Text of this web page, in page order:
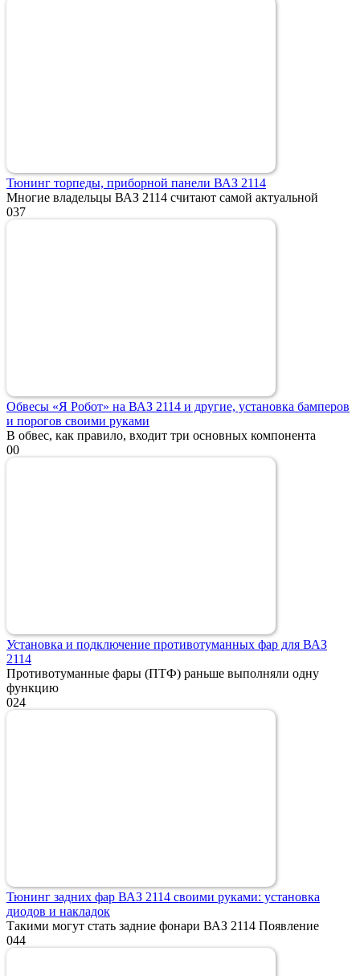
Тюнинг торпеды, приборной панели ВАЗ 2114
Многие владельцы ВАЗ 2114 считают самой актуальной
037
Обвесы «Я Робот» на ВАЗ 2114 и другие, установка бамперов
и порогов своими руками
В обвес, как правило, входит три основных компонента
00
Установка и подключение противотуманных фар для ВАЗ
2114
Противотуманные фары (ПТФ) раньше выполняли одну
функцию
024
Тюнинг задних фар ВАЗ 2114 своими руками: установка
диодов и накладок
Такими могут стать задние фонари ВАЗ 2114 Появление
044